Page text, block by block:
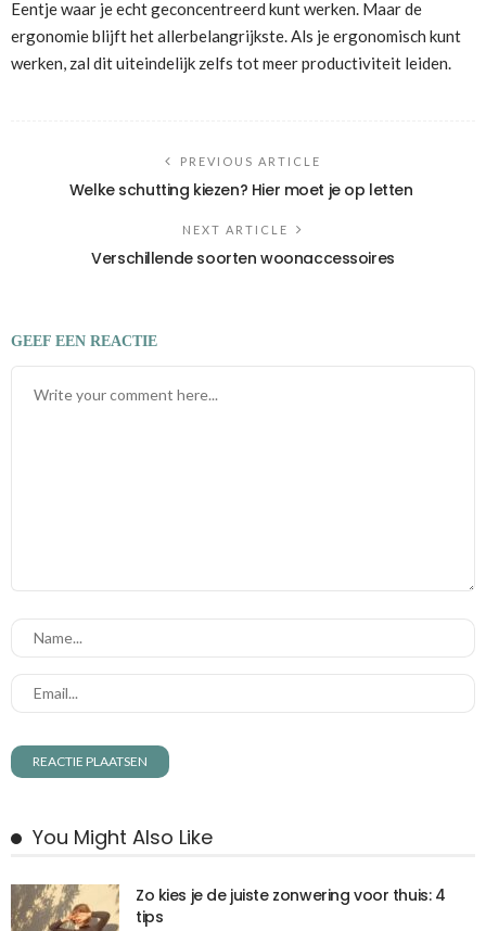
Eentje waar je echt geconcentreerd kunt werken. Maar de
ergonomie blijft het allerbelangrijkste. Als je ergonomisch kunt
werken, zal dit uiteindelijk zelfs tot meer productiviteit leiden.
PREVIOUS ARTICLE
Welke schutting kiezen? Hier moet je op letten
NEXT ARTICLE
Verschillende soorten woonaccessoires
GEEF EEN REACTIE
You Might Also Like
Zo kies je de juiste zonwering voor thuis: 4
tips